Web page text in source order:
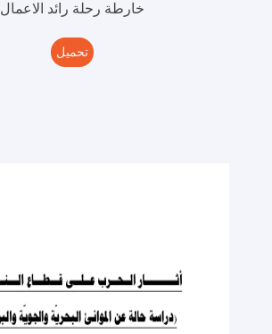
خارطة رحلة رائد الاعمال
تحميل